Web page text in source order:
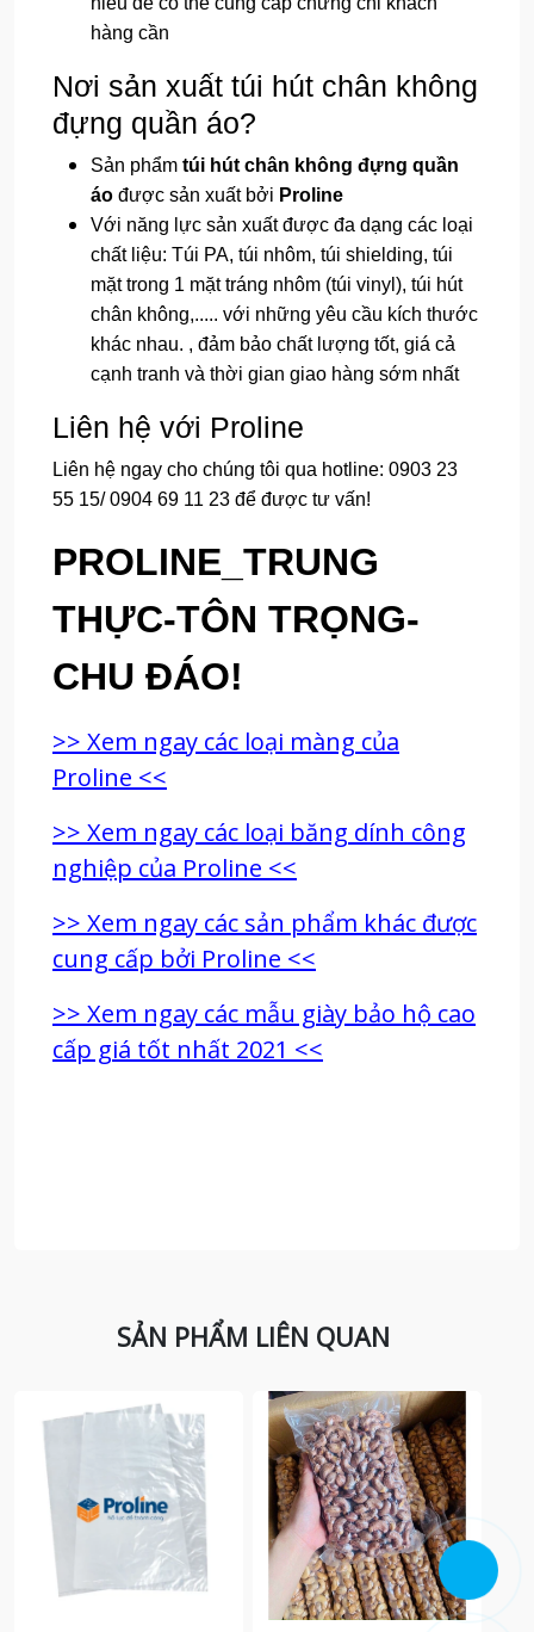
hàng cần
Nơi sản xuất túi hút chân không
đựng quần áo?
Sản phẩm túi hút chân không đựng quần
áo được sản xuất bởi Proline
Với năng lực sản xuất được đa dạng các loại
chất liệu: Túi PA, túi nhôm, túi shielding, túi
mặt trong 1 mặt tráng nhôm (túi vinyl), túi hút
chân không,..... với những yêu cầu kích thước
khác nhau. , đảm bảo chất lượng tốt, giá cả
cạnh tranh và thời gian giao hàng sớm nhất
Liên hệ với Proline
Liên hệ ngay cho chúng tôi qua hotline: 0903 23
55 15/ 0904 69 11 23 để được tư vấn!
PROLINE_TRUNG
THỰC-TÔN TRỌNG-
CHU ĐÁO!
>> Xem ngay các loại màng của
Proline <<
>> Xem ngay các loại băng dính công
nghiệp của Proline <<
>> Xem ngay các sản phẩm khác được
cung cấp bởi Proline <<
>> Xem ngay các mẫu giày bảo hộ cao
cấp giá tốt nhất 2021 <<
SẢN PHẨM LIÊN QUAN